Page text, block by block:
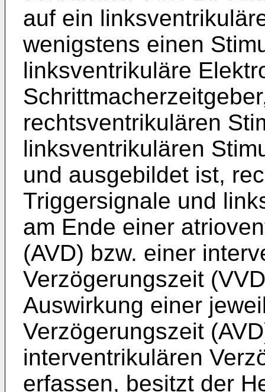
auf ein
wenigstens einen
linksventrikuläre
rechtsventrikulären
linksventrikulären
und ausgebildet ist,
Triggersignale und
am Ende einer
(AVD) bzw. einer
Verzögerungszeit
Auswirkung einer
Verzögerungszeit
interventrikulären
erfassen, besitzt der